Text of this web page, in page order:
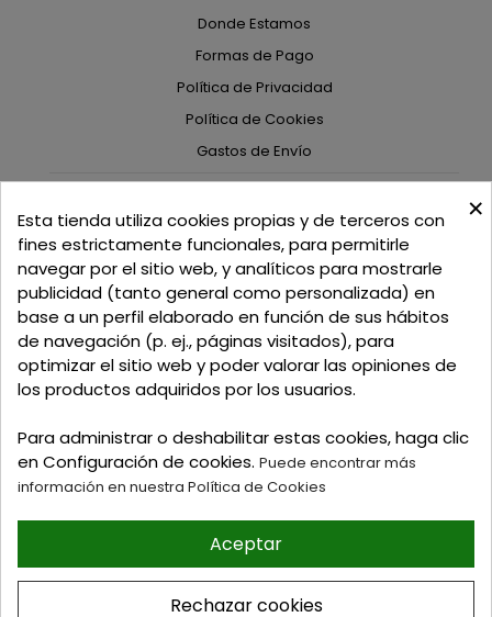
Donde Estamos
Formas de Pago
Política de Privacidad
Política de Cookies
Gastos de Envío
C/ Delgadillo Nº 7 - Local 1 - 45600
Talavera de la Reina - Toledo - (España)
Llamadnos:+34 925 82 02 19 o625 654 791
Email: curtidosytapicerias@gmail.com
Verano:
Mañanas: de 09:00h a 13:30h
Invierno:
Mañanas: de 09:30h a 13:30h
Tardes: de 16:30h a 20:00h
© 2026 Tienda online de
Curtidos y Tapicerias y
×
Esta tienda utiliza cookies propias y de terceros con
fines estrictamente funcionales, para permitirle
navegar por el sitio web, y analíticos para mostrarle
publicidad (tanto general como personalizada) en
base a un perfil elaborado en función de sus hábitos
de navegación (p. ej., páginas visitados), para
optimizar el sitio web y poder valorar las opiniones de
los productos adquiridos por los usuarios.
Para administrar o deshabilitar estas cookies, haga clic
en Configuración de cookies. Puede encontrar más
información en nuestra Política de Cookies
Aceptar
Rechazar cookies